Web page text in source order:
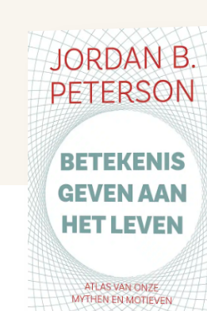
Waarom zijn ideologieën
zo gevaarlijk? En waarom
gedijen ze met al hun
kwalijke versimpeling juist
in onze ‘sceptische’ tijd zo
goed? In Betekenis geven
aan het leven laat de
Canadese cultuurcriticus
Jordan B. Peterson,
uitdagend als altijd, zien
waarom wij …